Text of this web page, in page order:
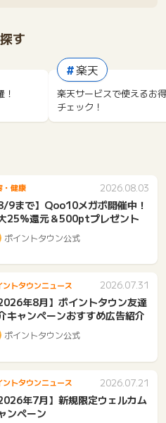
す
楽天
楽天サービスで使えるお
チェック！
・健康 2026.08.03
8/9まで】Qoo10メガポ開催中！
25%還元＆500ptプレゼント
ポイントタウン公式
ントタウンニュース 2026.07.31
2026年8月】ポイントタウン友達
キャンペーンおすすめ広告紹介
ポイントタウン公式
ントタウンニュース 2026.07.21
2026年7月】新規限定ウェルカム
ンペーン